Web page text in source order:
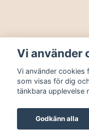
Vi använder
Vi använder cookies
som visas för dig
tänkbara upplevelse
Godkänn alla